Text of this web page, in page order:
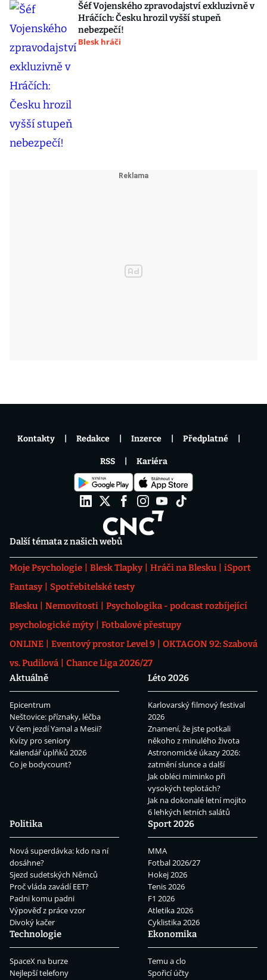
Šéf Vojenského zpravodajství exkluzivně v
Hráčích: Česku hrozil vyšší stupeň
nebezpečí!
Blesk hráči
Další témata z našich webů
Moje Psychologie Blesk Tlapky Hráči na Blesku
iSport
Fantasy
Spotřebitelské testy
Blesku
Nemovitosti
Psychologika - podcast rozbíjející
psychologické mýty
Fotbalové přestupy
ONLINE
Eventový prostor Level 9
OKTAGON 92: Szabová
vs. Pudilová
Chance Liga 2026/27
Aktuálně
Epicentrum
Neštovice: příznaky, léčba
V čem jezdí Yamal a Mesii?
Kvízy pro seniory
Kalendář úplňků 2026
Co je bodycount?
Léto 2026
Karlovarský filmový festival
2026
Znamení, že jste potkali
někoho z minulého života
Astronomické úkazy 2026:
zatmění slunce a další
Jak obléci miminko při
vysokých teplotách?
Jak na dokonalé letní mojito
6 lehkých letních salátů
Politika
Nová superdávka: kdo na ní
dosáhne?
Sjezd sudetských Němců
Proč vláda zavádí EET?
Padni komu padni
Výpověď z práce vzor
Divoký kačer
Sport 2026
MMA
Fotbal 2026/27
Hokej 2026
Tenis 2026
F1 2026
Atletika 2026
Cyklistika 2026
Technologie
SpaceX na burze
Nejlepší telefony
Ekonomika
Temu a clo
Spořicí účty
Kontakty Redakce Inzerce Předplatné
RSS Kariéra